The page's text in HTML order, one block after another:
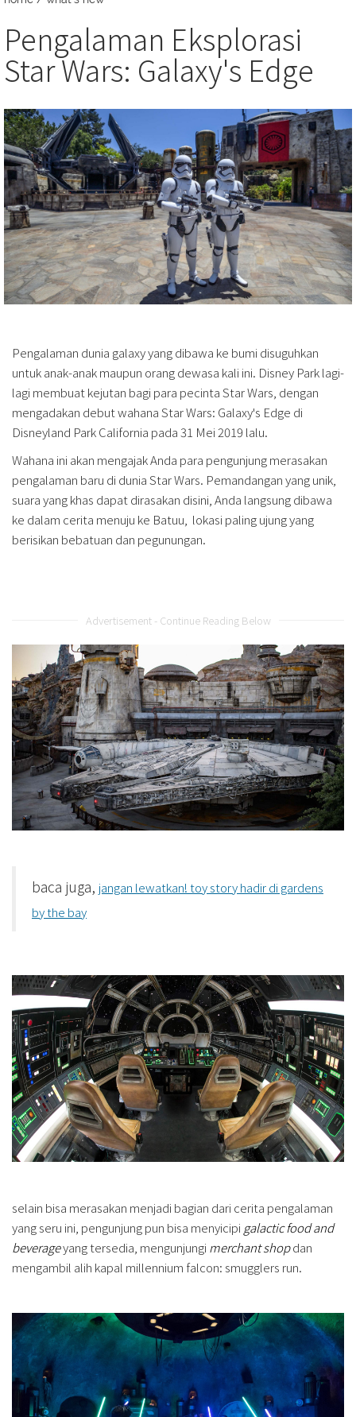
Pengalaman Eksplorasi
Star Wars: Galaxy's Edge
Pengalaman dunia galaxy yang dibawa ke bumi disuguhkan
untuk anak-anak maupun orang dewasa kali ini. Disney Park lagi-
lagi membuat kejutan bagi para pecinta Star Wars, dengan
mengadakan debut wahana Star Wars: Galaxy's Edge di
Disneyland Park California pada 31 Mei 2019 lalu.
Wahana ini akan mengajak Anda para pengunjung merasakan
pengalaman baru di dunia Star Wars. Pemandangan yang unik,
suara yang khas dapat dirasakan disini, Anda langsung dibawa
ke dalam cerita menuju ke Batuu, lokasi paling ujung yang
berisikan bebatuan dan pegunungan.
Advertisement - Continue Reading Below
baca juga, jangan lewatkan! toy story hadir di gardens
by the bay
selain bisa merasakan menjadi bagian dari cerita pengalaman
yang seru ini, pengunjung pun bisa menyicipi galactic food and
beverageyang tersedia, mengunjungi merchant shopdan
mengambil alih kapal millennium falcon: smugglers run.